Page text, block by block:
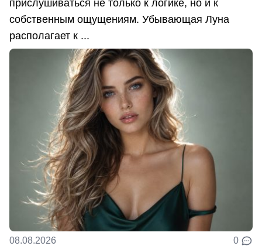
прислушиваться не только к логике, но и к
собственным ощущениям. Убывающая Луна
располагает к ...
08.08.2026 0